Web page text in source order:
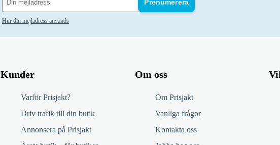
Prenumerera
Hur din mejladress används
Kunder
Varför Prisjakt?
Driv trafik till din butik
Annonsera på Prisjakt
Om oss
Om Prisjakt
Vanliga frågor
Kontakta oss